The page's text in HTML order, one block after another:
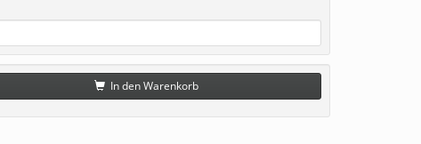
In den Warenkorb